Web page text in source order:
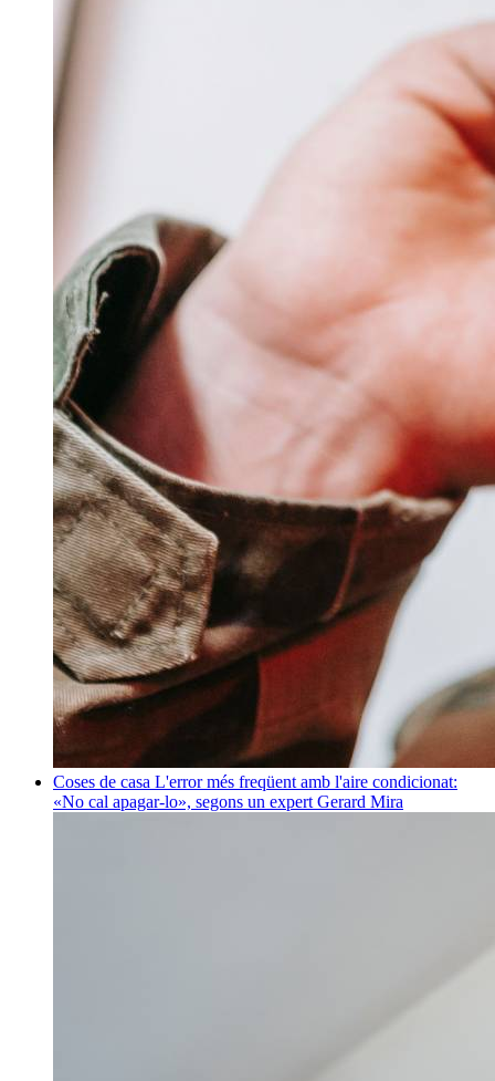
Coses de casa L'error més freqüent amb l'aire condicionat:
«No cal apagar-lo», segons un expert Gerard Mira